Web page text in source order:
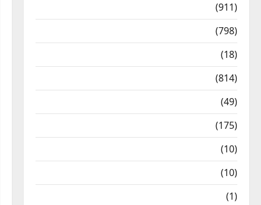
(911)
(798)
(18)
(814)
(49)
(175)
(10)
(10)
(1)